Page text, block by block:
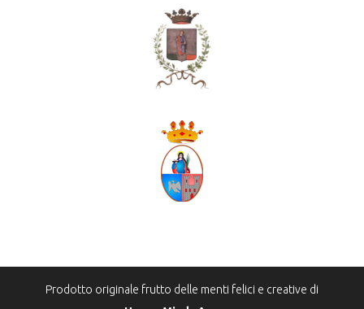
Prodotto originale frutto delle menti felici e creative di